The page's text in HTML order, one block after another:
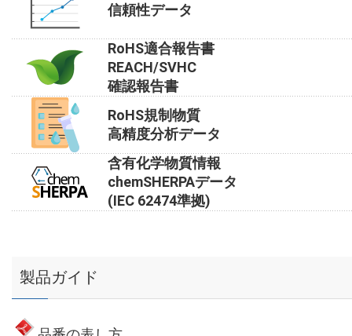
信頼性データ
RoHS適合報告書
REACH/SVHC
確認報告書
RoHS規制物質
高精度分析データ
含有化学物質情報
chemSHERPAデータ
(IEC 62474準拠)
製品ガイド